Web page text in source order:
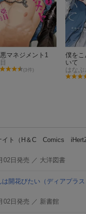
マネジメント1
(3件)
僕をこ
いて
はな
ト
（H＆C Comics iHertZ
02日発売 ／ 大洋図書
は開花びたい （ディアプラ
02日発売 ／ 新書館